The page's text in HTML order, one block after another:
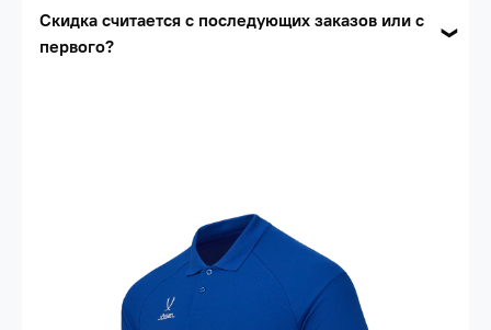
Сумма скидки зависит от стоимости вашего
сумма всех заказов за 6 месяцев -
30.000 рублей.
(33%)
- сумма всех заказов за 6 месяцев
80.000 рублей
Скидка считается с последующих заказов или с
первого?